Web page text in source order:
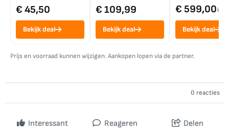
€ 45,50
Bekijk deal
€ 109,99
Bekijk deal
€ 599,00€
Bekijk deal
Prijs en voorraad kunnen wijzigen. Aankopen lopen via de partner.
0 reacties
Interessant Reageren Delen